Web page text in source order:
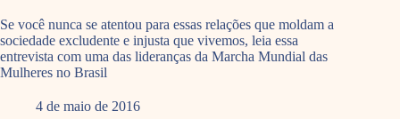
Se você nunca se atentou para essas relações que moldam a
sociedade excludente e injusta que vivemos, leia essa
entrevista com uma das lideranças da Marcha Mundial das
Mulheres no Brasil
4 de maio de 2016